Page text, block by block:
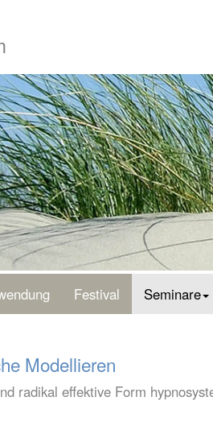
Festival Seminare
Modellieren
radikal effektive Form